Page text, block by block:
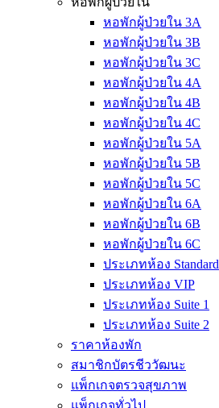
หอพักผู้ป่วยใน 3A
หอพักผู้ป่วยใน 3B
หอพักผู้ป่วยใน 3C
หอพักผู้ป่วยใน 4A
หอพักผู้ป่วยใน 4B
หอพักผู้ป่วยใน 4C
หอพักผู้ป่วยใน 5A
หอพักผู้ป่วยใน 5B
หอพักผู้ป่วยใน 5C
หอพักผู้ป่วยใน 6A
หอพักผู้ป่วยใน 6B
หอพักผู้ป่วยใน 6C
ประเภทห้อง Standard
ประเภทห้อง VIP
ประเภทห้อง Suite 1
ประเภทห้อง Suite 2
ราคาห้องพัก
สมาชิกบัตรชีววัฒนะ
แพ็กเกจตรวจสุขภาพ
แพ็กเกจทั่วไป